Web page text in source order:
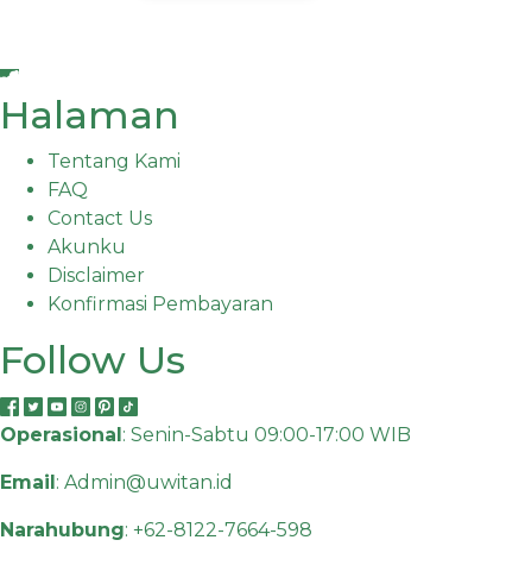
Halaman
Tentang Kami
FAQ
Contact Us
Akunku
Disclaimer
Konfirmasi Pembayaran
Follow Us
Operasional: Senin-Sabtu 09:00-17:00 WIB
Email: Admin@uwitan.id
Narahubung: +62-8122-7664-598